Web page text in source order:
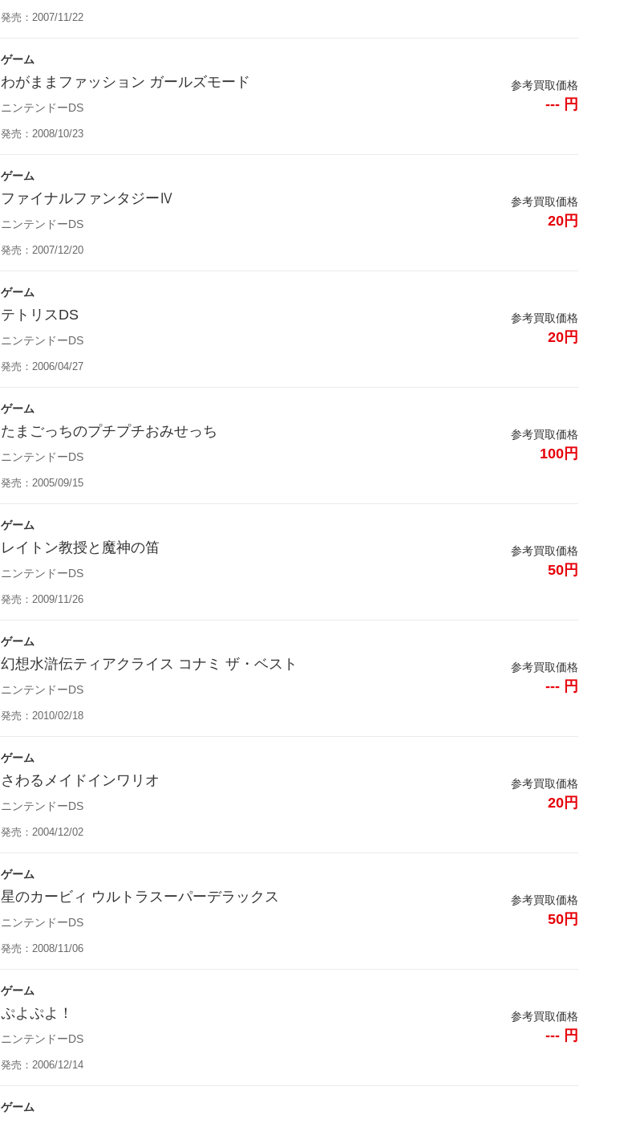
発売：2007/11/22
ゲーム
わがままファッション ガールズモード
ニンテンドーDS
発売：2008/10/23
参考買取価格
--- 円
ゲーム
ファイナルファンタジーⅣ
ニンテンドーDS
発売：2007/12/20
参考買取価格
20円
ゲーム
テトリスDS
ニンテンドーDS
発売：2006/04/27
参考買取価格
20円
ゲーム
たまごっちのプチプチおみせっち
ニンテンドーDS
発売：2005/09/15
参考買取価格
100円
ゲーム
レイトン教授と魔神の笛
ニンテンドーDS
発売：2009/11/26
参考買取価格
50円
ゲーム
幻想水滸伝ティアクライス コナミ ザ・ベスト
ニンテンドーDS
発売：2010/02/18
参考買取価格
--- 円
ゲーム
さわるメイドインワリオ
ニンテンドーDS
発売：2004/12/02
参考買取価格
20円
ゲーム
星のカービィ ウルトラスーパーデラックス
ニンテンドーDS
発売：2008/11/06
参考買取価格
50円
ゲーム
ぷよぷよ！
ニンテンドーDS
発売：2006/12/14
参考買取価格
--- 円
ゲーム